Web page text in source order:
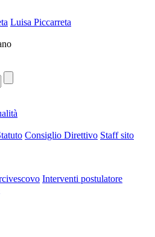
Luisa Piccarreta
Consiglio Direttivo Staff sito
Interventi postulatore